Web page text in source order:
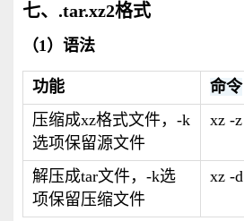
七、.tar.xz2格式
（1）语法
功能
命令
压缩成xz格式文件，-k
选项保留源文件
xz -z
解压成tar文件，-k选
项保留压缩文件
xz -d